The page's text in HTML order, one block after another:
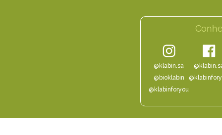
@klabin.sa
@bioklabin
@klabinforyou